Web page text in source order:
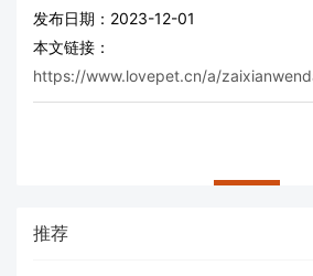
发布日期：2023-12-01
本文链接：
https://www.lovepet.cn/a/
推荐